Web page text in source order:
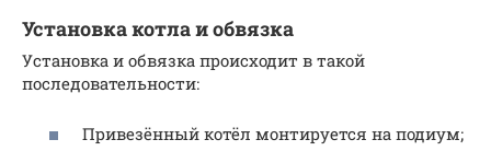
Установка котла и обвязка
Установка и обвязка происходит в такой
последовательности:
Привезённый котёл монтируется на подиум;